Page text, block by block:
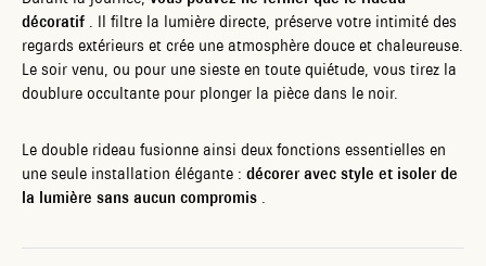
décoratif . Il filtre la lumière directe, préserve votre intimité des
regards extérieurs et crée une atmosphère douce et chaleureuse.
Le soir venu, ou pour une sieste en toute quiétude, vous tirez la
doublure occultante pour plonger la pièce dans le noir.
Le double rideau fusionne ainsi deux fonctions essentielles en
une seule installation élégante : décorer avec style et isoler de
la lumière sans aucun compromis .